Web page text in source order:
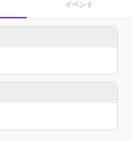
イベント